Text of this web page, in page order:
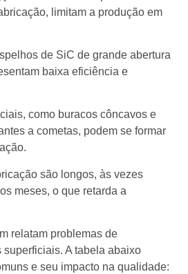
limitam a produção em
de SiC de grande abertura
baixa eficiência e
como buracos côncavos e
a cometas, podem se formar
são longos, às vezes
meses, o que retarda a
relatam problemas de
superficiais. A tabela abaixo
e seu impacto na qualidade: